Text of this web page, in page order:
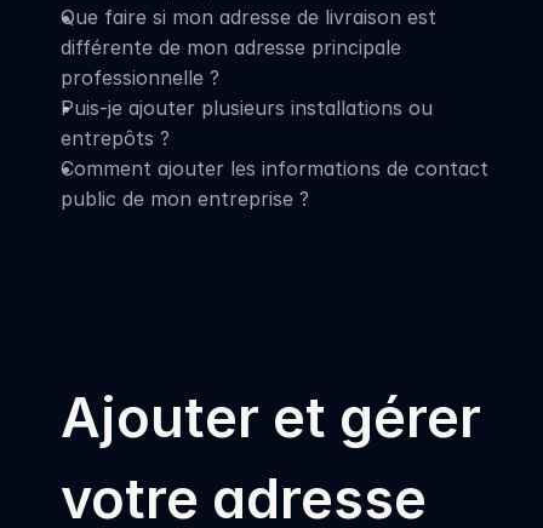
Que faire si mon adresse de livraison est
différente de mon adresse principale
professionnelle ?
Puis-je ajouter plusieurs installations ou
entrepôts ?
Comment ajouter les informations de contact
public de mon entreprise ?
Ajouter et gérer
votre adresse